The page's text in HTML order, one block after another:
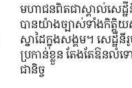
មហាជន​ពិតជា​ស្គាល់​សេដ្
បាន​យ៉ាង​ច្បាស់​ទាំង​កិត្តិយ
ស្នាដៃ​ក្នុង​សង្គម។ សេដ្ឋី​
ប្រកាន់​ខ្លួន តែងតែ​ឱនលំទ
ជានិច្ច